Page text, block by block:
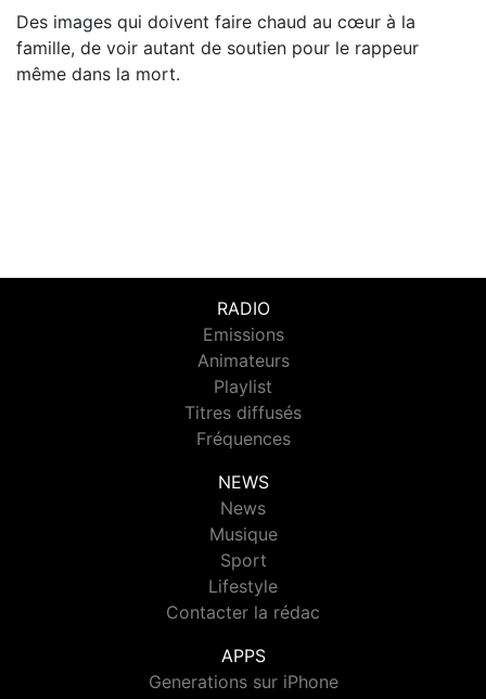
Des images qui doivent faire chaud au cœur à la
famille, de voir autant de soutien pour le rappeur
même dans la mort.
RADIO
Emissions
Animateurs
Playlist
Titres diffusés
Fréquences
NEWS
News
Musique
Sport
Lifestyle
Contacter la rédac
APPS
Generations sur iPhone